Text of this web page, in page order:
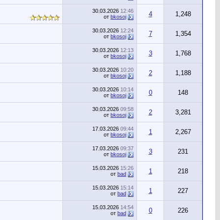
30.03.2026 12:46
от bkosoj 4 1,248
30.03.2026 12:24
от bkosoj 7 1,354
30.03.2026 12:13
от bkosoj 3 1,768
30.03.2026 10:20
от bkosoj 2 1,188
30.03.2026 10:14
от bkosoj 0 148
30.03.2026 09:58
от bkosoj 2 3,281
17.03.2026 09:44
от bkosoj 1 2,267
17.03.2026 09:37
от bkosoj 3 231
15.03.2026 15:26
от bad 1 218
15.03.2026 15:14
от bad 1 227
15.03.2026 14:54
от bad 0 226